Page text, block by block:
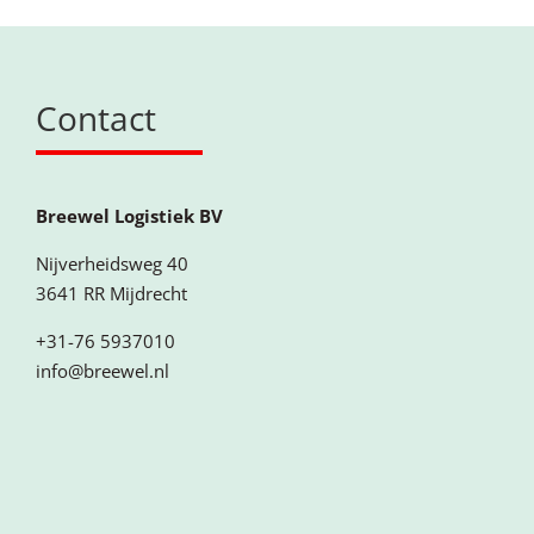
Contact
Breewel Logistiek BV
Nijverheidsweg 40
3641 RR Mijdrecht
+31-76 5937010
info@breewel.nl